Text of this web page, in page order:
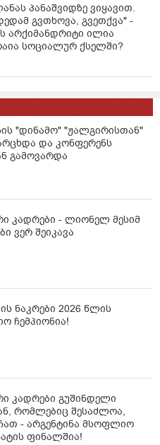
პანაშვიდზე ვიყავით.
გვთხოვა, გვეთქვა" -
არქიმანდრიტი ილია
სოციალურ ქსელში?
"დინამო" "ჟალგირისთან"
და კონფერენს
გამოვარდა
კადრები - ლიონელ მესიმ
ვერ შეიკავა
ნაკრები 2026 წლის
ჩემპიონია!
კადრები გუშინდელი
რომლებიც შესაძლოა,
- არ­გენ­ტი­ნა მსოფ­ლიო
ფი­ნალ­შია!